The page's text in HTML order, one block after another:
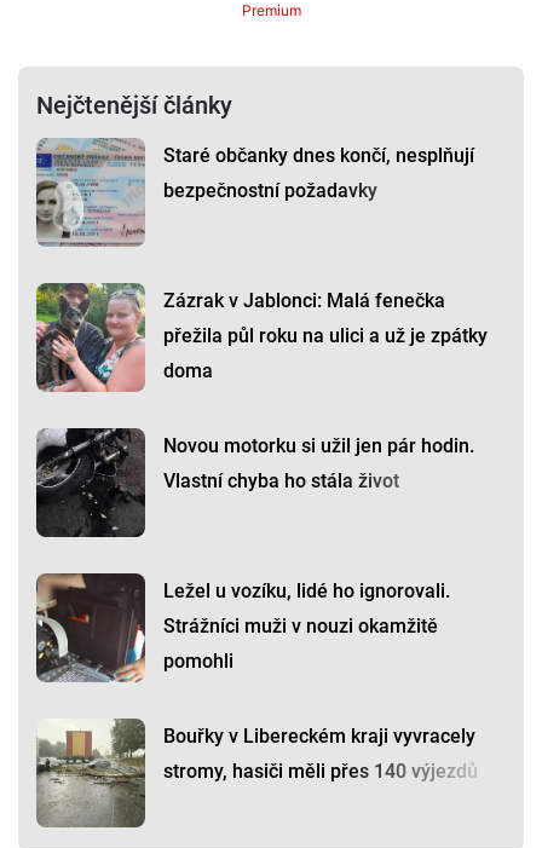
Premium
Nejčtenější články
Staré občanky dnes končí, nesplňují
bezpečnostní požadavky
Zázrak v Jablonci: Malá fenečka
přežila půl roku na ulici a už je zpátky
doma
Novou motorku si užil jen pár hodin.
Vlastní chyba ho stála život
Ležel u vozíku, lidé ho ignorovali.
Strážníci muži v nouzi okamžitě
pomohli
Bouřky v Libereckém kraji vyvracely
stromy, hasiči měli přes 140 výjezdů